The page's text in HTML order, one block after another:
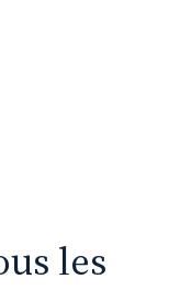
les